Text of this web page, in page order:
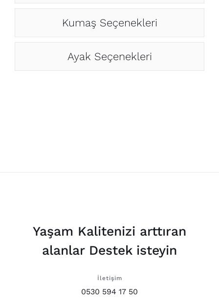
Kumaş Seçenekleri
Ayak Seçenekleri
Yaşam Kalitenizi arttıran
alanlar Destek isteyin
İletişim
0530 594 17 50